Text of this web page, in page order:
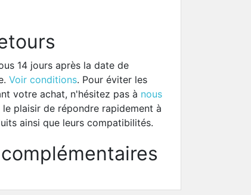
14 jours après la date de
Voir conditions. Pour éviter les
votre achat, n'hésitez pas à nous
plaisir de répondre rapidement à
ainsi que leurs compatibilités.